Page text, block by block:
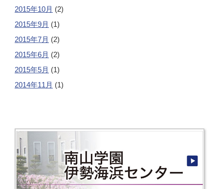
2015年10月 (2)
2015年9月 (1)
2015年7月 (2)
2015年6月 (2)
2015年5月 (1)
2014年11月 (1)